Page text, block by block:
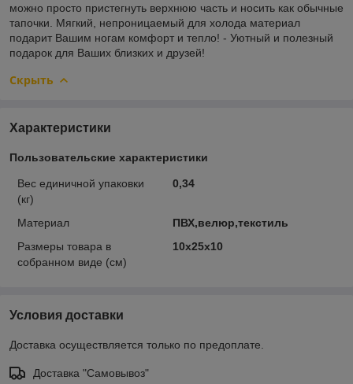
можно просто пристегнуть верхнюю часть и носить как обычные
тапочки. Мягкий, непроницаемый для холода материал
подарит Вашим ногам комфорт и тепло! - Уютный и полезный
подарок для Ваших близких и друзей!
Скрыть
Характеристики
Пользовательские характеристики
Вес единичной упаковки
(кг)
0,34
Материал
ПВХ,велюр,текстиль
Размеры товара в
собранном виде (см)
10х25х10
Условия доставки
Доставка осуществляется только по предоплате.
Доставка "Самовывоз"